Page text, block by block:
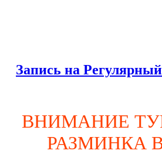
Запись на
ВНИМАНИЕ
РАЗМИНКА В